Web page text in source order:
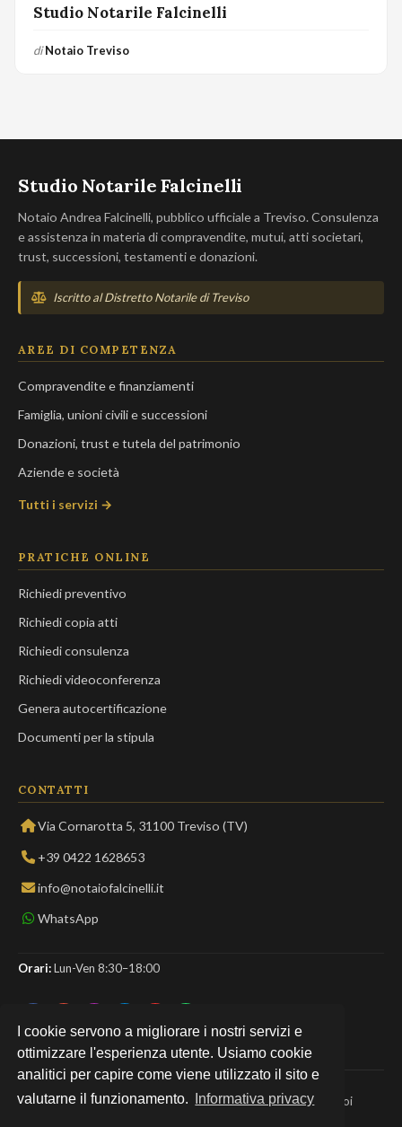
I cookie servono a migliorare i nostri servizi e
ottimizzare l'esperienza utente. Usiamo cookie
analitici per capire come viene utilizzato il sito e
valutarne il funzionamento.
Informativa privacy
Studio Notarile Falcinelli
diNotaio Treviso
Studio Notarile Falcinelli
Notaio Andrea Falcinelli, pubblico ufficiale a Treviso. Consulenza
e assistenza in materia di compravendite, mutui, atti societari,
trust, successioni, testamenti e donazioni.
Iscritto al Distretto Notarile di Treviso
AREE DI COMPETENZA
Compravendite e finanziamenti
Famiglia, unioni civili e successioni
Donazioni, trust e tutela del patrimonio
Aziende e società
Tutti i servizi →
PRATICHE ONLINE
Richiedi preventivo
Richiedi copia atti
Richiedi consulenza
Richiedi videoconferenza
Genera autocertificazione
Documenti per la stipula
CONTATTI
Via Cornarotta 5, 31100 Treviso (TV)
+39 0422 1628653
info@notaiofalcinelli.it
WhatsApp
Orari:Lun-Ven 8:30–18:00
Home·Servizi·Contatti·News·Infografiche·Lavora con noi